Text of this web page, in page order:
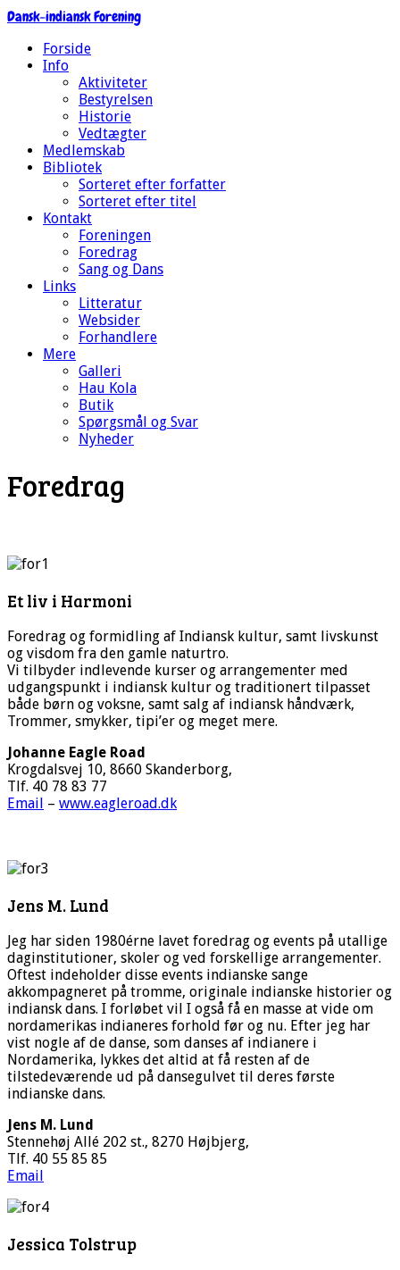
Dansk-indiansk Forening
Forside
Info
Aktiviteter
Bestyrelsen
Historie
Vedtægter
Medlemskab
Bibliotek
Sorteret efter forfatter
Sorteret efter titel
Kontakt
Foreningen
Foredrag
Sang og Dans
Links
Litteratur
Websider
Forhandlere
Mere
Galleri
Hau Kola
Butik
Spørgsmål og Svar
Nyheder
Foredrag
Et liv i Harmoni
Foredrag og formidling af Indiansk kultur, samt livskunst
og visdom fra den gamle naturtro.
Vi tilbyder indlevende kurser og arrangementer med
udgangspunkt i indiansk kultur og traditionert tilpasset
både børn og voksne, samt salg af indiansk håndværk,
Trommer, smykker, tipi’er og meget mere.
Johanne Eagle Road
Krogdalsvej 10, 8660 Skanderborg,
Tlf. 40 78 83 77
Email – www.eagleroad.dk
Jens M. Lund
Jeg har siden 1980érne lavet foredrag og events på utallige
daginstitutioner, skoler og ved forskellige arrangementer.
Oftest indeholder disse events indianske sange
akkompagneret på tromme, originale indianske historier og
indiansk dans. I forløbet vil I også få en masse at vide om
nordamerikas indianeres forhold før og nu. Efter jeg har
vist nogle af de danse, som danses af indianere i
Nordamerika, lykkes det altid at få resten af de
tilstedeværende ud på dansegulvet til deres første
indianske dans.
Jens M. Lund
Stennehøj Allé 202 st., 8270 Højbjerg,
Tlf. 40 55 85 85
Email
Jessica Tolstrup